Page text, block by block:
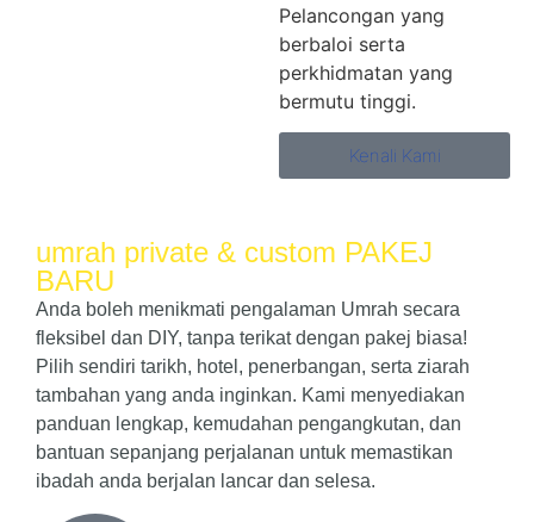
Pelancongan yang
berbaloi serta
perkhidmatan yang
bermutu tinggi.
Kenali Kami
umrah private & custom PAKEJ
BARU
Anda boleh menikmati pengalaman Umrah secara
fleksibel dan DIY, tanpa terikat dengan pakej biasa!
Pilih sendiri tarikh, hotel, penerbangan, serta ziarah
tambahan yang anda inginkan. Kami menyediakan
panduan lengkap, kemudahan pengangkutan, dan
bantuan sepanjang perjalanan untuk memastikan
ibadah anda berjalan lancar dan selesa.